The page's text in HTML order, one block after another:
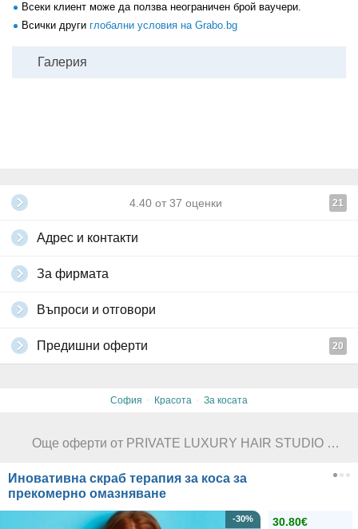
Всеки клиент може да ползва неограничен брой ваучери.
Всички други глобални условия на Grabo.bg
Галерия
4.40 от 37 оценки 21
Адрес и контакти
За фирмата
Въпроси и отговори
Предишни оферти 20
София · Красота · За косата
Още оферти от PRIVATE LUXURY HAIR STUDIO DONDUKOV 107
Иновативна скраб терапия за коса за
прекомерно омазняване
30.80€
-30%